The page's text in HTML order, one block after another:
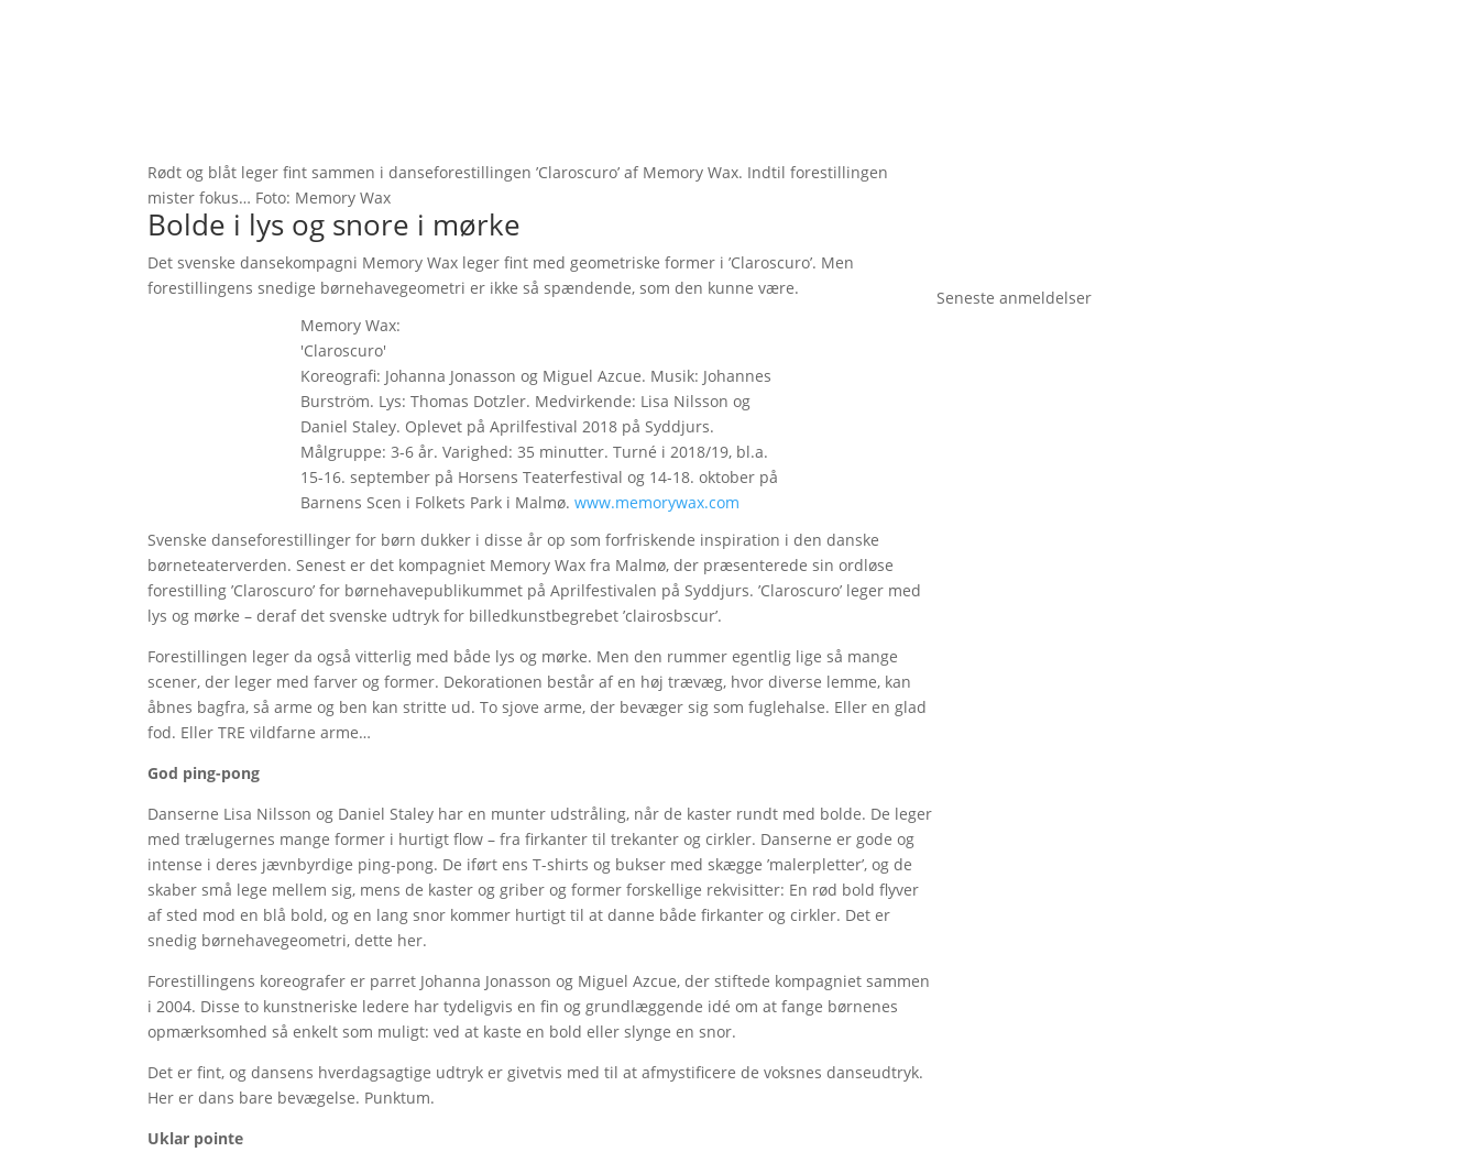
Rødt og blåt leger fint sammen i danseforestillingen ’Claroscuro’ af Memory Wax. Indtil forestillingen
mister fokus… Foto: Memory Wax
Bolde i lys og snore i mørke
Det svenske dansekompagni Memory Wax leger fint med geometriske former i ’Claroscuro’. Men
forestillingens snedige børnehavegeometri er ikke så spændende, som den kunne være.
Memory Wax:
'Claroscuro'
Koreografi: Johanna Jonasson og Miguel Azcue. Musik: Johannes
Burström. Lys: Thomas Dotzler. Medvirkende: Lisa Nilsson og
Daniel Staley. Oplevet på Aprilfestival 2018 på Syddjurs.
Målgruppe: 3-6 år. Varighed: 35 minutter. Turné i 2018/19, bl.a.
15-16. september på Horsens Teaterfestival og 14-18. oktober på
Barnens Scen i Folkets Park i Malmø. www.memorywax.com
Svenske danseforestillinger for børn dukker i disse år op som forfriskende inspiration i den danske
børneteaterverden. Senest er det kompagniet Memory Wax fra Malmø, der præsenterede sin ordløse
forestilling ’Claroscuro’ for børnehavepublikummet på Aprilfestivalen på Syddjurs. ’Claroscuro’ leger med
lys og mørke – deraf det svenske udtryk for billedkunstbegrebet ’clairosbscur’.
Forestillingen leger da også vitterlig med både lys og mørke. Men den rummer egentlig lige så mange
scener, der leger med farver og former. Dekorationen består af en høj trævæg, hvor diverse lemme, kan
åbnes bagfra, så arme og ben kan stritte ud. To sjove arme, der bevæger sig som fuglehalse. Eller en glad
fod. Eller TRE vildfarne arme…
God ping-pong
Danserne Lisa Nilsson og Daniel Staley har en munter udstråling, når de kaster rundt med bolde. De leger
med trælugernes mange former i hurtigt flow – fra firkanter til trekanter og cirkler. Danserne er gode og
intense i deres jævnbyrdige ping-pong. De iført ens T-shirts og bukser med skægge ’malerpletter’, og de
skaber små lege mellem sig, mens de kaster og griber og former forskellige rekvisitter: En rød bold flyver
af sted mod en blå bold, og en lang snor kommer hurtigt til at danne både firkanter og cirkler. Det er
snedig børnehavegeometri, dette her.
Forestillingens koreografer er parret Johanna Jonasson og Miguel Azcue, der stiftede kompagniet sammen
i 2004. Disse to kunstneriske ledere har tydeligvis en fin og grundlæggende idé om at fange børnenes
opmærksomhed så enkelt som muligt: ved at kaste en bold eller slynge en snor.
Det er fint, og dansens hverdagsagtige udtryk er givetvis med til at afmystificere de voksnes danseudtryk.
Her er dans bare bevægelse. Punktum.
Uklar pointe
Seneste anmeldelser